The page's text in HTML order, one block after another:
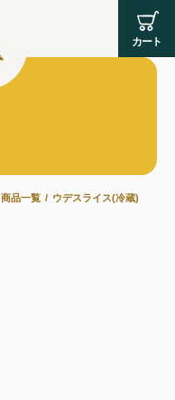
商品一覧 ウデスライス(冷蔵)